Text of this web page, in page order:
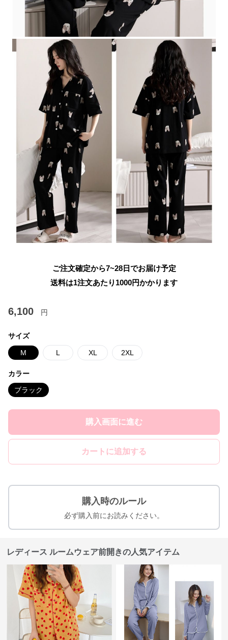
ご注文確定から7~28日でお届け予定
送料は1注文あたり 1000円かかります
6,100 円
サイズ
M L XL 2XL
カラー
ブラック
購入画面に進む
カートに追加する
購入時のルール
必ず購入前にお読みください。
レディース ルームウェア前開きの人気アイテム